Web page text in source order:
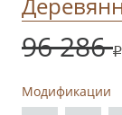
96 286
Модификации